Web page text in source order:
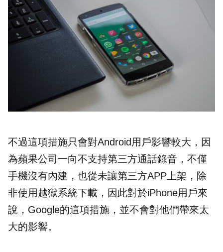
不過這項措施只會對Android用戶影響較大，因
為蘋果公司一向不支持第三方通話錄音，不僅
手機沒有內建，也從未讓第三方APP上架，除
非使用越獄系統下載，因此對於iPhone用戶來
說，Google的這項措施，並不會對他們帶來太
大的影響。